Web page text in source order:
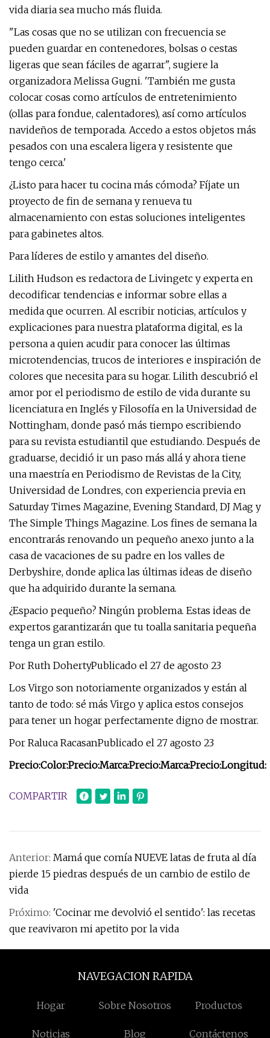
vida diaria sea mucho más fluida.
"Las cosas que no se utilizan con frecuencia se
pueden guardar en contenedores, bolsas o cestas
ligeras que sean fáciles de agarrar", sugiere la
organizadora Melissa Gugni. 'También me gusta
colocar cosas como artículos de entretenimiento
(ollas para fondue, calentadores), así como artículos
navideños de temporada. Accedo a estos objetos más
pesados ​​con una escalera ligera y resistente que
tengo cerca.'
¿Listo para hacer tu cocina más cómoda? Fíjate un
proyecto de fin de semana y renueva tu
almacenamiento con estas soluciones inteligentes
para gabinetes altos.
Para líderes de estilo y amantes del diseño.
Lilith Hudson es redactora de Livingetc y experta en
decodificar tendencias e informar sobre ellas a
medida que ocurren. Al escribir noticias, artículos y
explicaciones para nuestra plataforma digital, es la
persona a quien acudir para conocer las últimas
microtendencias, trucos de interiores e inspiración de
colores que necesita para su hogar. Lilith descubrió el
amor por el periodismo de estilo de vida durante su
licenciatura en Inglés y Filosofía en la Universidad de
Nottingham, donde pasó más tiempo escribiendo
para su revista estudiantil que estudiando. Después de
graduarse, decidió ir un paso más allá y ahora tiene
una maestría en Periodismo de Revistas de la City,
Universidad de Londres, con experiencia previa en
Saturday Times Magazine, Evening Standard, DJ Mag y
The Simple Things Magazine. Los fines de semana la
encontrarás renovando un pequeño anexo junto a la
casa de vacaciones de su padre en los valles de
Derbyshire, donde aplica las últimas ideas de diseño
que ha adquirido durante la semana.
¿Espacio pequeño? Ningún problema. Estas ideas de
expertos garantizarán que tu toalla sanitaria pequeña
tenga un gran estilo.
Por Ruth DohertyPublicado el 27 de agosto 23
Los Virgo son notoriamente organizados y están al
tanto de todo: sé más Virgo y aplica estos consejos
para tener un hogar perfectamente digno de mostrar.
Por Raluca RacasanPublicado el 27 agosto 23
Precio:Color:Precio:Marca:Precio:Marca:Precio:Longitud:
COMPARTIR
Anterior: Mamá que comía NUEVE latas de fruta al día
pierde 15 piedras después de un cambio de estilo de
vida
Próximo: 'Cocinar me devolvió el sentido': las recetas
que reavivaron mi apetito por la vida
NAVEGACION RAPIDA
Hogar Sobre Nosotros Productos
Noticias Blog Contáctenos